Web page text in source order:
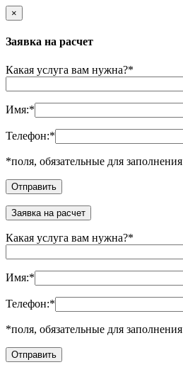
×
Заявка на расчет
Какая услуга вам нужна?*
Имя:*
Телефон:*
*поля, обязательные для заполнения
Заявка на расчет
Какая услуга вам нужна?*
Имя:*
Телефон:*
*поля, обязательные для заполнения